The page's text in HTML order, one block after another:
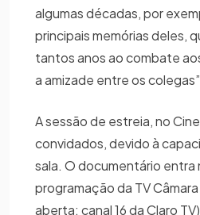
algumas décadas, por
principais memórias deles,
tantos anos ao combate
a amizade entre os
A sessão de estreia, no
convidados, devido à
sala. O documentário entra
programação da TV
aberta; canal 16 da Claro